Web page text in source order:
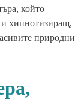
който
и хипнотизиращ,
природни